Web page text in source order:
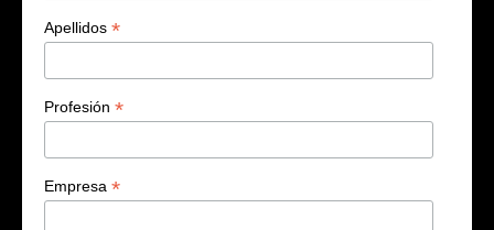
Apellidos *
Profesión *
Empresa *